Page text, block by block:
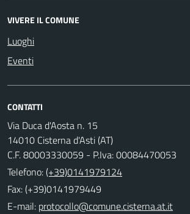
VIVERE IL COMUNE
Luoghi
Eventi
CONTATTI
Via Duca d'Aosta n. 15
14010 Cisterna d'Asti (AT)
C.F. 80003330059 - P.Iva: 00084470053
Telefono:(+39)0141979124
Fax: (+39)0141979449
E-mail: